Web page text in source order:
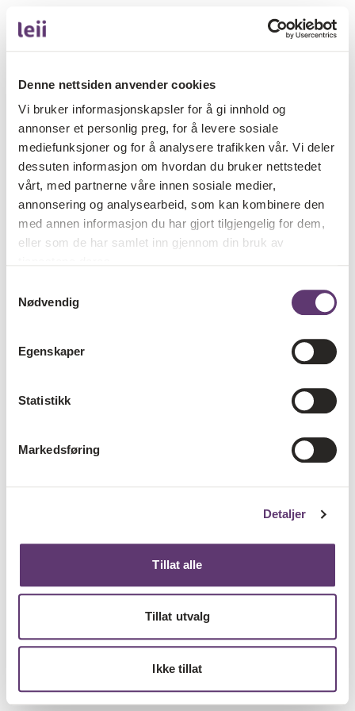
Denne nettsiden anvender cookies
Vi bruker informasjonskapsler for å gi innhold og
annonser et personlig preg, for å levere sosiale
mediefunksjoner og for å analysere trafikken vår. Vi deler
dessuten informasjon om hvordan du bruker nettstedet
vårt, med partnerne våre innen sosiale medier,
annonsering og analysearbeid, som kan kombinere den
med annen informasjon du har gjort tilgjengelig for dem,
eller som de har samlet inn gjennom din bruk av
Nødvendig
Egenskaper
Statistikk
Markedsføring
Detaljer
Tillat alle
Tillat utvalg
Ikke tillat